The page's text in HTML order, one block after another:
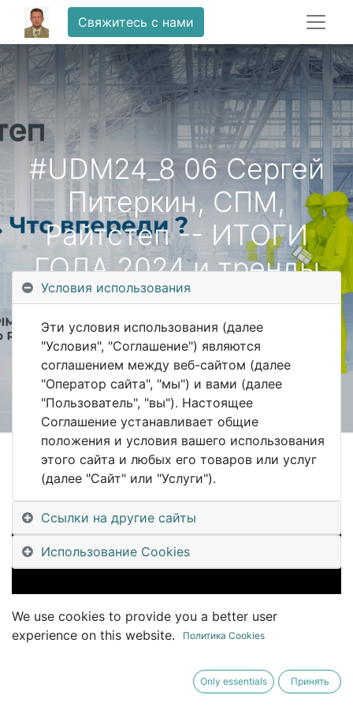
Свяжитесь с нами
#UDM24_8 06 Сергей
Питеркин, СПМ,
Райтстеп -- ИТОГИ
ГОДА 2024 и тренды
цифровизации на 2025
All Blogs
#UDM Уральский Клуб Цифровизации #UralsDigitalMachinery
#UDM24_8 06 Сергей Питеркин, СПМ, Райтстеп -- ИТОГИ ГОДА 2024 и тренды цифровизации на 2025
Условия использования
Эти условия использования (далее
"Условия", "Соглашение") являются
соглашением между веб-сайтом (далее
"Оператор сайта", "мы") и вами (далее
"Пользователь", "вы"). Настоящее
Соглашение устанавливает общие
положения и условия вашего использования
этого сайта и любых его товаров или услуг
(далее "Сайт" или "Услуги").
Ссылки на другие сайты
Использование Cookies
We use cookies to provide you a better user
experience on this website.
Политика Cookies
Only essentials Принять